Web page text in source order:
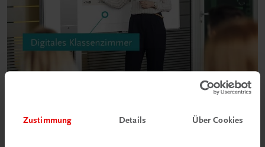
Zustimmung Details Über Cookies